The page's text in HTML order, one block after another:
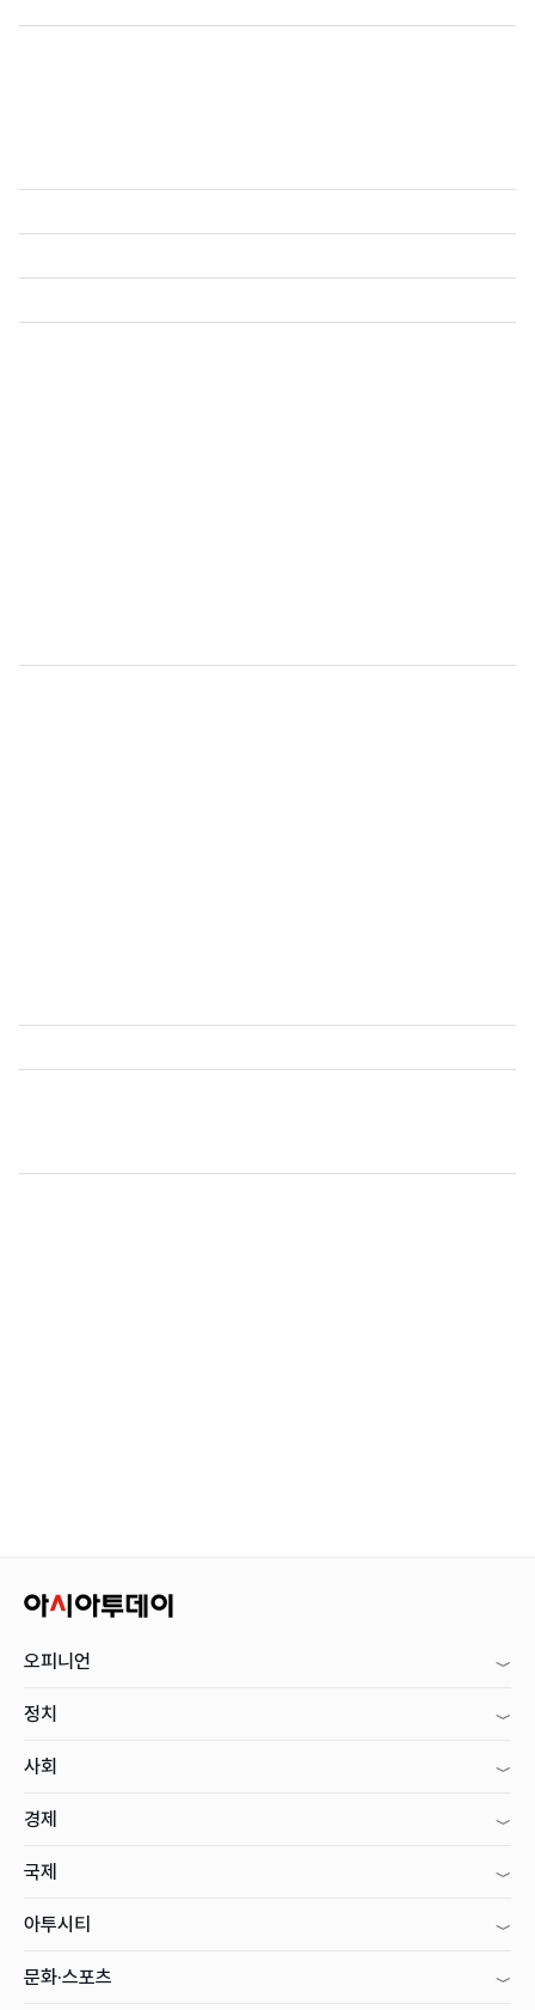
오피니언
정치
사회
경제
국제
아투시티
문화·스포츠